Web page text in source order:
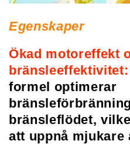
Egenskaper
Ökad motoreffekt
bränsleeffektivitet:
formel optimerar
bränsleflödet,
att uppnå mjukare